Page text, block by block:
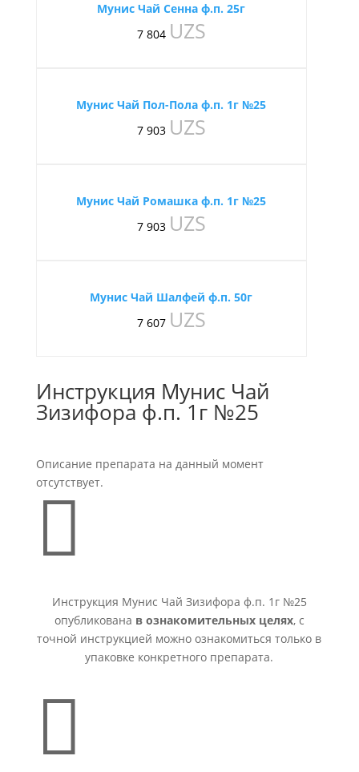
Мунис Чай Сенна ф.п. 25г
7 804 UZS
Мунис Чай Пол-Пола ф.п. 1г №25
7 903 UZS
Мунис Чай Ромашка ф.п. 1г №25
7 903 UZS
Мунис Чай Шалфей ф.п. 50г
7 607 UZS
Инструкция Мунис Чай
Зизифора ф.п. 1г №25
Описание препарата на данный момент
отсутствует.

Инструкция Мунис Чай Зизифора ф.п. 1г №25
опубликована в ознакомительных целях, с
точной инструкцией можно ознакомиться только в
упаковке конкретного препарата.
